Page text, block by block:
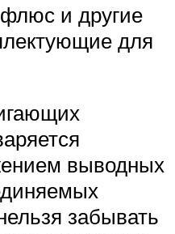
и другие
для
выводных
забывать